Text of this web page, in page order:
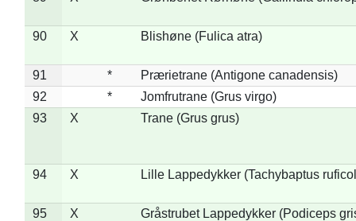
90 X Blishøne (Fulica atra)
91 *
Prærietrane (Antigone canadensis)
92
*
Jomfrutrane (Grus virgo)
93
X Trane (Grus grus)
94 X Lille Lappedykker (Tachybaptus
95 X Gråstrubet Lappedykker (Podiceps